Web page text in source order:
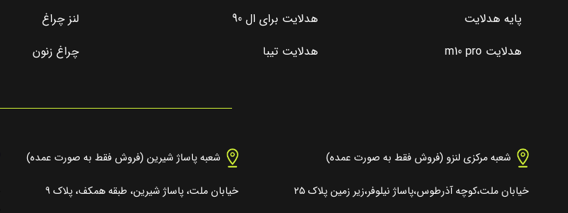
پایه هدلایت
هدلایت m10 pro
هدلایت برای ال 90
هدلایت تیبا
لنز چراغ
چراغ زنون
شعبه مرکزی لنزو (فروش فقط به صورت عمده)
خیابان ملت،کوچه آذرطوس،پاساژ نیلوفر،زیر زمین پلاک ۲۵
شعبه پاساژ شیرین (فروش فقط به صورت عمده)
خیابان ملت، پاساژ شیرین، طبقه همکف، پلاک ۹